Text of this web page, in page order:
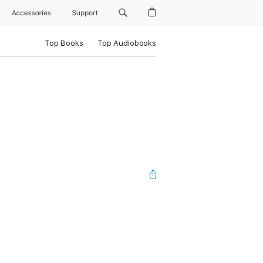
Accessories Support
Top Books Top Audiobooks